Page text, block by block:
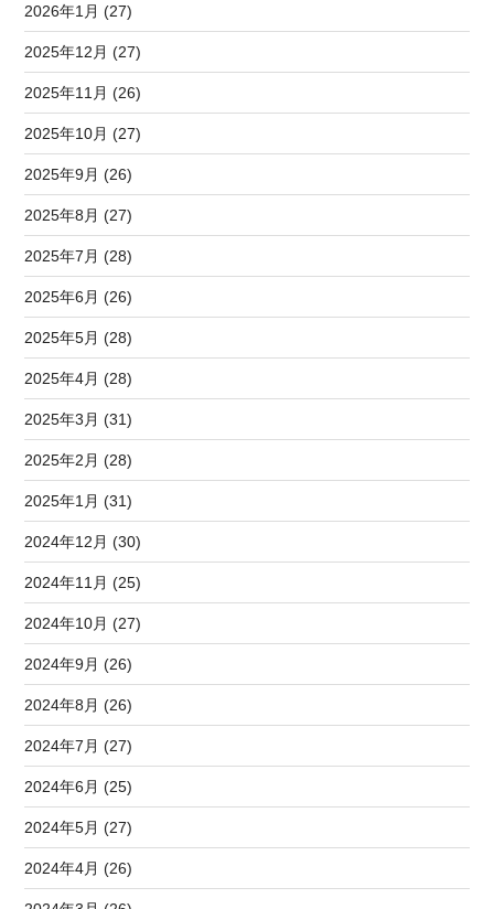
2026年1月 (27)
2025年12月 (27)
2025年11月 (26)
2025年10月 (27)
2025年9月 (26)
2025年8月 (27)
2025年7月 (28)
2025年6月 (26)
2025年5月 (28)
2025年4月 (28)
2025年3月 (31)
2025年2月 (28)
2025年1月 (31)
2024年12月 (30)
2024年11月 (25)
2024年10月 (27)
2024年9月 (26)
2024年8月 (26)
2024年7月 (27)
2024年6月 (25)
2024年5月 (27)
2024年4月 (26)